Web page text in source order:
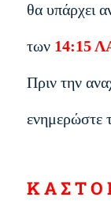
θα υπάρχει
των 14:15
Πριν την
ενημερώστε
Κ Α Σ Τ Ο